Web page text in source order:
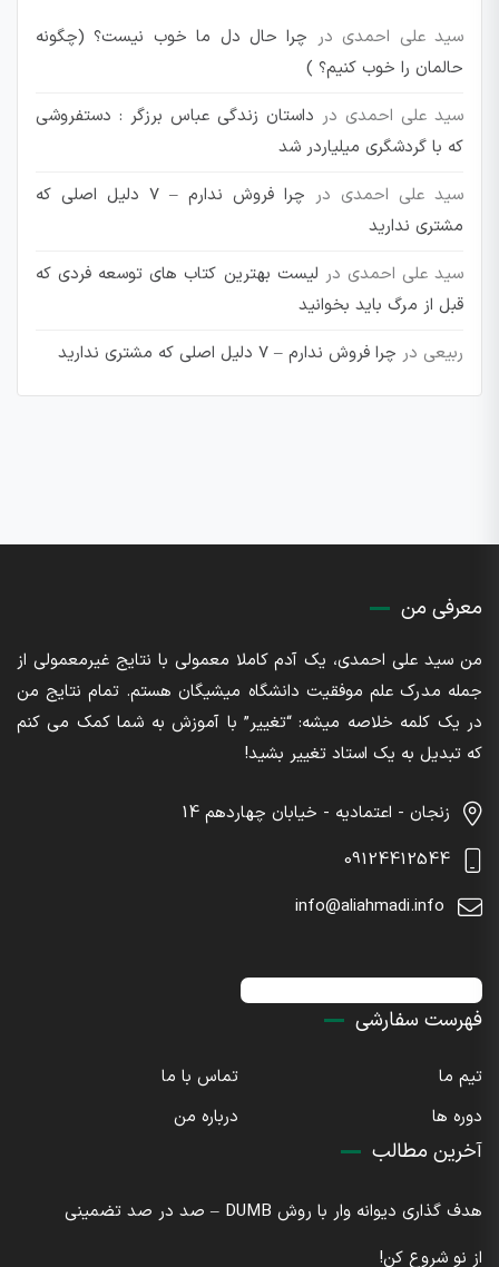
سید علی احمدی در چرا حال دل ما خوب نیست؟ (چگونه
حالمان را خوب کنیم؟ )
سید علی احمدی در داستان زندگی عباس برزگر : دستفروشی
که با گردشگری میلیاردر شد
سید علی احمدی در
چرا فروش ندارم – 7 دلیل اصلی که
مشتری ندارید
سید علی احمدی در لیست بهترین کتاب های توسعه فردی که
قبل از مرگ باید بخوانید
ربیعی در چرا فروش ندارم – 7 دلیل اصلی که مشتری ندارید
معرفی من
من سید علی احمدی، یک آدم کاملا معمولی با نتایج غیرمعمولی از
جمله مدرک علم موفقیت دانشگاه میشیگان هستم. تمام نتایج من
در یک کلمه خلاصه میشه: “تغییر” با آموزش به شما کمک می کنم
که تبدیل به یک استاد تغییر بشید!
زنجان - اعتمادیه - خیابان چهاردهم 14
09124412544
info@aliahmadi.info
فهرست سفارشی
تیم ما
تماس با ما
دوره ها
درباره من
آخرین مطالب
هدف گذاری دیوانه وار با روش DUMB – صد در صد تضمینی
از نو شروع کن!